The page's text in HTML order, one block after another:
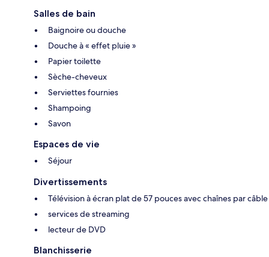
Salles de bain
Baignoire ou douche
Douche à « effet pluie »
Papier toilette
Sèche-cheveux
Serviettes fournies
Shampoing
Savon
Espaces de vie
Séjour
Divertissements
Télévision à écran plat de 57 pouces avec chaînes par câble
services de streaming
lecteur de DVD
Blanchisserie